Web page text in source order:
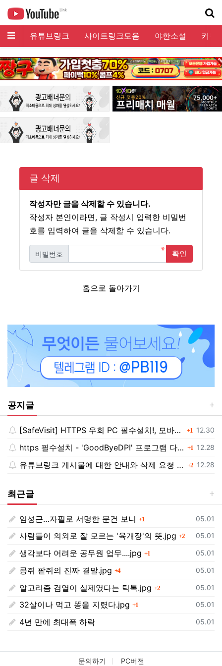
메뉴 유튜브링크 사이트링크모음 야한소설 커뮤
글 삭제
작성자만 글을 삭제할 수 있습니다.
작성자 본인이라면, 글 작성시 입력한 비밀번
호를 입력하여 글을 삭제할 수 있습니다.
비밀번호
필수 확인
홈으로 돌아가기
공지글
등록일
12.30
[SafeVisit] HTTPS 우회 PC 필수설치!, 모바일 최강속도 1댓글
등록일
12.28
https 필수설치 - 'GoodByeDPI' 프로그램 다운로드<< 1댓글
등록일
12.28
유튜브링크 게시물에 대한 안내와 삭제 요청 공지 2댓글
최근글
등록일
05.01
임성근…자필로 서명한 문건 보니 1
등록일
05.01
사람들이 의외로 잘 모르는 '육개장'의 뜻.jpg 2댓글
등록일
05.01
생각보다 어려운 공무원 업무....jpg 1
등록일
05.01
콩쥐 팥쥐의 진짜 결말.jpg 4댓글
등록일
05.01
알고리즘 검열이 실제였다는 틱톡.jpg 2댓글
등록일
05.01
32살이나 먹고 똥을 지렸다.jpg 1
등록일
05.01
4년 만에 최대폭 하락
문의하기 PC버전